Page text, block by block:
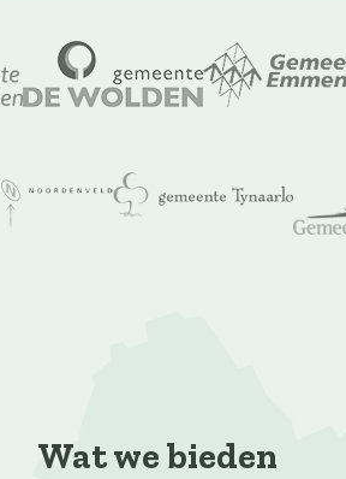
Wat we bieden